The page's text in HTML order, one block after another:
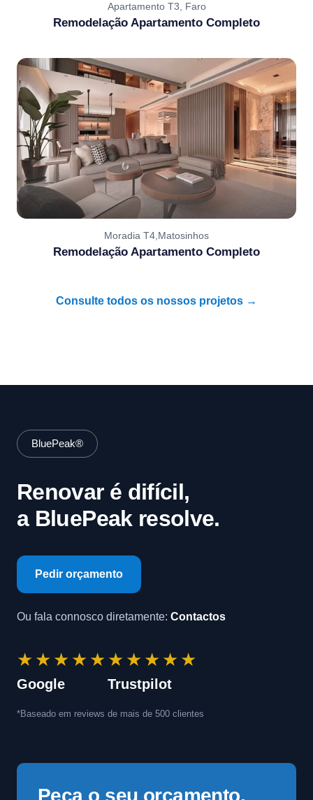
Apartamento T3, Faro
Remodelação Apartamento Completo
Moradia T4,Matosinhos
Remodelação Apartamento Completo
Consulte todos os nossos projetos →
BluePeak®
Renovar é difícil,
a BluePeak resolve.
Pedir orçamento
Ou fala connosco diretamente: Contactos
★★★★★
Google
★★★★★
Trustpilot
*Baseado em reviews de mais de 500 clientes
Peça o seu orçamento,